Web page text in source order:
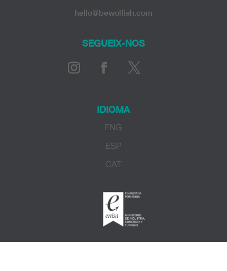
hello@bewolfish.com
SEGUEIX-NOS
IDIOMA
ENG
ESP
CAT